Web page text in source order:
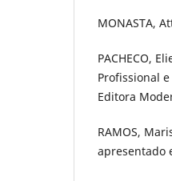
MONASTA,
PACHECO,
Profissional
Editora
RAMOS,
apresentado